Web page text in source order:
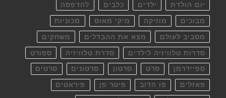
יום הולדת ילדים כלבים להדפסה
מבוכים מוזיקה מיקי מאוס מכוניות
מסביב לעולם מצא את ההבדלים משחקים
סדרות טלוויזיה לילדים סדרת טלוויזיה ספורט
ספיידרמן סרט סרטון סרטונים סרטים
פאזלים פו הדוב פיטר פן פיראטים